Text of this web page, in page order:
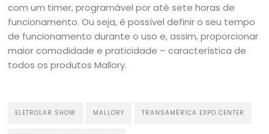
com um timer, programável por até sete horas de
funcionamento. Ou seja, é possível definir o seu tempo
de funcionamento durante o uso e, assim, proporcionar
maior comodidade e praticidade – característica de
todos os produtos Mallory.
ELETROLAR SHOW MALLORY TRANSAMÉRICA EXPO CENTER